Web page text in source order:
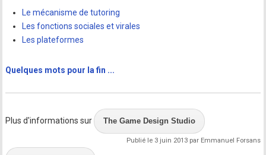
Le mécanisme de tutoring
Les fonctions sociales et virales
Les plateformes
Quelques mots pour la fin ...
Plus d'informations sur The Game Design Studio
Publié le 3 juin 2013 par Emmanuel Forsans